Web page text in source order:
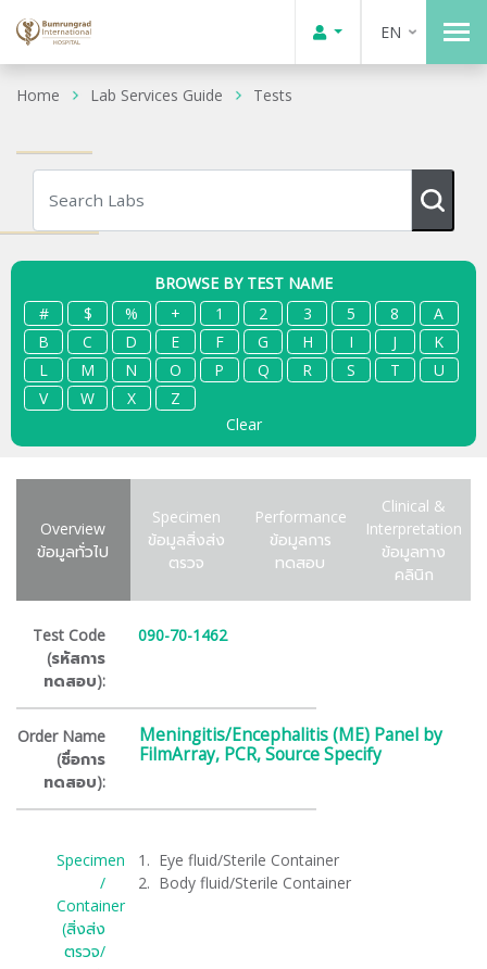
EN
Home Lab Services Guide Tests
BROWSE BY TEST NAME
#
$ % + 1 2 3 5 8
A
B
C D E F G H I J
K
L
M N O P Q R S T
U
V
W X
Z
Clear
Overview
ข้อมูลทั่วไป
Specimen
ข้อมูลสิ่งส่ง
ตรวจ
Performance
ข้อมูลการ
ทดสอบ
Clinical &
Interpretation
ข้อมูลทาง
คลินิก
Test Code
(รหัสการ
ทดสอบ):
090-70-1462
Order Name
(ชื่อการ
ทดสอบ):
Meningitis/Encephalitis (ME) Panel by
FilmArray, PCR, Source Specify
Specimen
/
Container
(สิ่งส่ง
ตรวจ/
1. Eye fluid/Sterile Container
2. Body fluid/Sterile Container